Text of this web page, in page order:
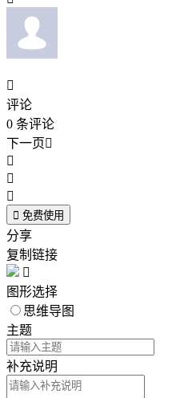

评论
0 条评论
下一页



 免费使用
分享
复制链接

图形选择
思维导图
主题
补充说明